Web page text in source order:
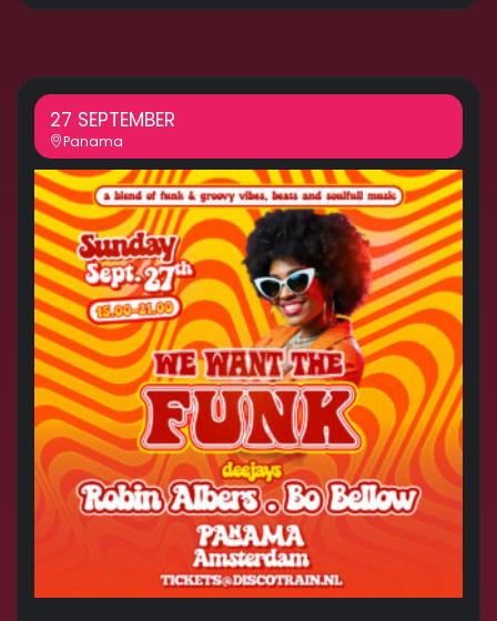
27 SEPTEMBER
Panama